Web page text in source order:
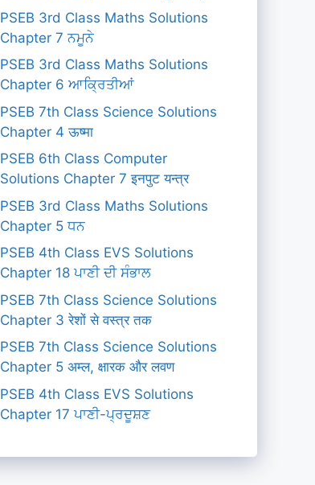
PSEB 3rd Class Maths Solutions
Chapter 7 ਨਮੂਨੇ
PSEB 3rd Class Maths Solutions
Chapter 6 ਆਕ੍ਰਿਤੀਆਂ
PSEB 7th Class Science Solutions
Chapter 4 ऊष्मा
PSEB 6th Class Computer
Solutions Chapter 7 इनपुट यन्त्र
PSEB 3rd Class Maths Solutions
Chapter 5 ਧਨ
PSEB 4th Class EVS Solutions
Chapter 18 ਪਾਣੀ ਦੀ ਸੰਭਾਲ
PSEB 7th Class Science Solutions
Chapter 3 रेशों से वस्त्र तक
PSEB 7th Class Science Solutions
Chapter 5 अम्ल, क्षारक और लवण
PSEB 4th Class EVS Solutions
Chapter 17 ਪਾਣੀ-ਪ੍ਰਦੂਸ਼ਣ